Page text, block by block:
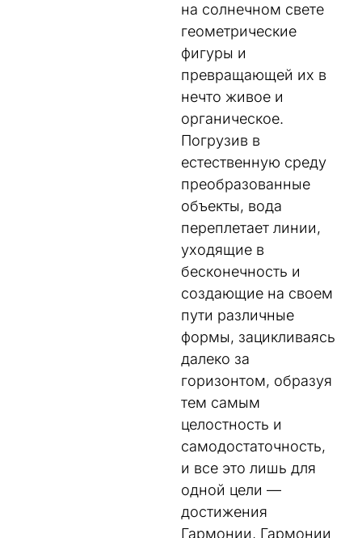
на солнечном свете
геометрические
фигуры и
превращающей их в
нечто живое и
органическое.
Погрузив в
естественную среду
преобразованные
объекты, вода
переплетает линии,
уходящие в
бесконечность и
создающие на своем
пути различные
формы, зацикливаясь
далеко за
горизонтом, образуя
тем самым
целостность и
самодостаточность,
и все это лишь для
одной цели —
достижения
Гармонии, Гармонии